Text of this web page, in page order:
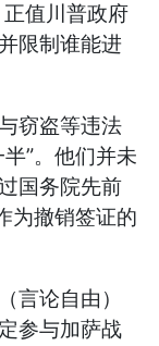
值川普政府
限制谁能进
窃盗等违法
”。他们并未
国务院先前
为撤销签证的
言论自由）
参与加萨战